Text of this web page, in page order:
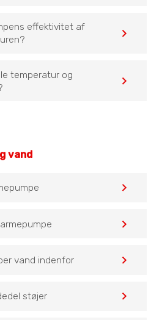
effektivitet af
navigate_before
temperatur og
navigate_before
vand
navigate_before
navigate_before
vand indenfor navigate_before
støjer navigate_before